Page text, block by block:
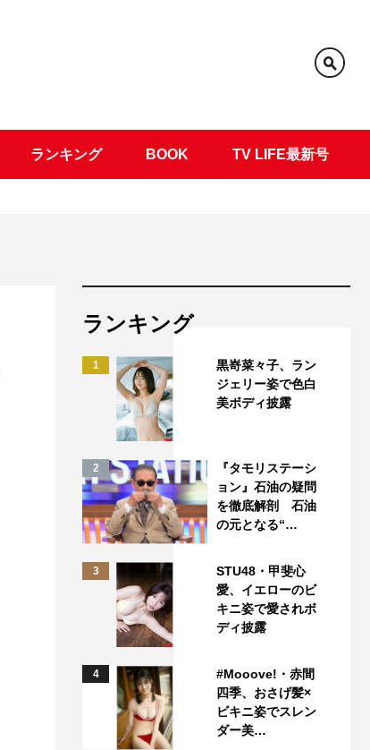
ランキング BOOK TV LIFE最新号
ランキング
1
黒嵜菜々子、ラン
ジェリー姿で色白
美ボディ披露
2
『タモリステーシ
ョン』石油の疑問
を徹底解剖 石油
の元となる“…
3
STU48・甲斐心
愛、イエローのビ
キニ姿で愛されボ
ディ披露
4
#Mooove!・赤間
四季、おさげ髪×
ビキニ姿でスレン
ダー美…